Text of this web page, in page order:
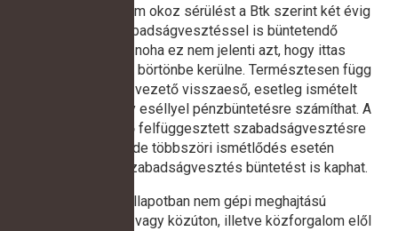
vezető terhelt nem okoz sérülést a Btk szerint két évig
terjedő szabadságvesztéssel is büntetendő
magatartása, noha ez nem jelenti azt, hogy ittas
vezetésért valaki börtönbe kerülne. Természtesen függ
attól is, hogy a vezető visszaeső, esetleg ismételt
elkövető, de nagy eséllyel pénzbüntetésre számíthat. A
gyakori elkövető felfüggesztett szabadságvesztésre
számíthat, de többszöri ismétlődés esetén
végrehajtandó szabadságvesztés büntetést is kaphat.
Aki ittas állapotban nem gépi meghajtású
úszólétesítmény vagy közúton, illetve közforgalom elől